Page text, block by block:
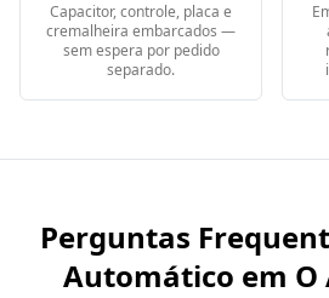
Capacitor, controle, placa e
cremalheira embarcados —
sem espera por pedido
separado.
Perguntas
Automático em O